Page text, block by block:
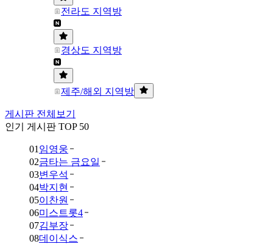
전라도 지역방
경상도 지역방
제주/해외 지역방
게시판 전체보기
인기 게시판 TOP 50
01 임영웅
02금타는 금요일
03변우석
04박지현
05이찬원
06미스트롯4
07김부장
08데이식스